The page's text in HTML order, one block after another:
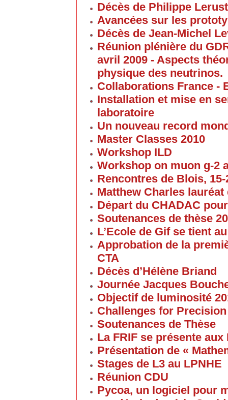
Décès de Philippe
Avancées sur les
Décès de Jean-Michel
Réunion plénière du
avril 2009 - Aspects
physique des neutrinos.
Collaborations France -
Installation et mise en
laboratoire
Un nouveau record
Master Classes 2010
Workshop ILD
Workshop on muon g-2
Rencontres de Blois,
Matthew Charles
Départ du CHADAC
Soutenances de thèse
L’Ecole de Gif se tient
Approbation de la
CTA
Décès d’Hélène Briand
Journée Jacques
Objectif de luminosité
Challenges for
Soutenances de Thèse
La FRIF se présente aux
Présentation de «
Stages de L3 au LPNHE
Réunion CDU
Pycoa, un logiciel pour